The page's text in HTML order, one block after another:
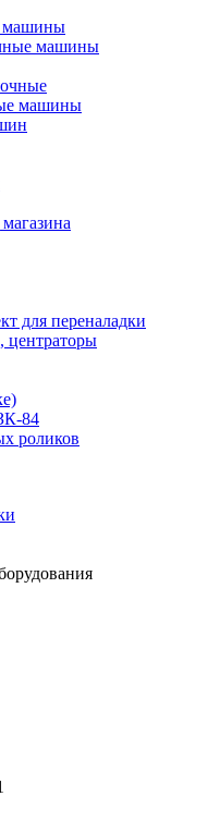
машины
машины
машины
для переналадки
центраторы
84
роликов